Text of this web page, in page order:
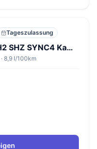
Tageszulassung
Ford Transit 350 Trend L3H2 SHZ SYNC4 Kam 3-S Temp
8,9 l/100km